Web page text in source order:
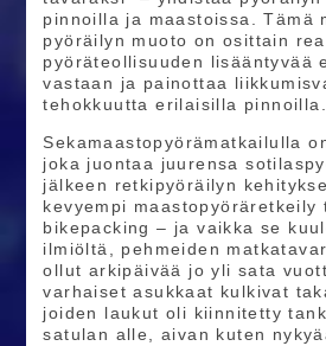
pinnoilla ja maastoissa. Tämä
pyöräilyn muoto on osittain
pyöräteollisuuden lisääntyvää
vastaan ja painottaa
tehokkuutta erilaisilla pinnoilla.
Sekamaastopyörämatkailulla
joka juontaa juurensa
jälkeen retkipyöräilyn
kevyempi maastopyöräretkeily
bikepacking – ja vaikka se
ilmiöltä, pehmeiden
ollut arkipäivää jo yli sata
varhaiset asukkaat kulkivat
joiden laukut oli kiinnitetty
satulan alle, aivan kuten